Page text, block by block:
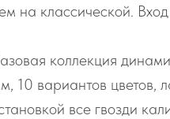
на классической.
коллекция
10 вариантов цветов,
все гвозди